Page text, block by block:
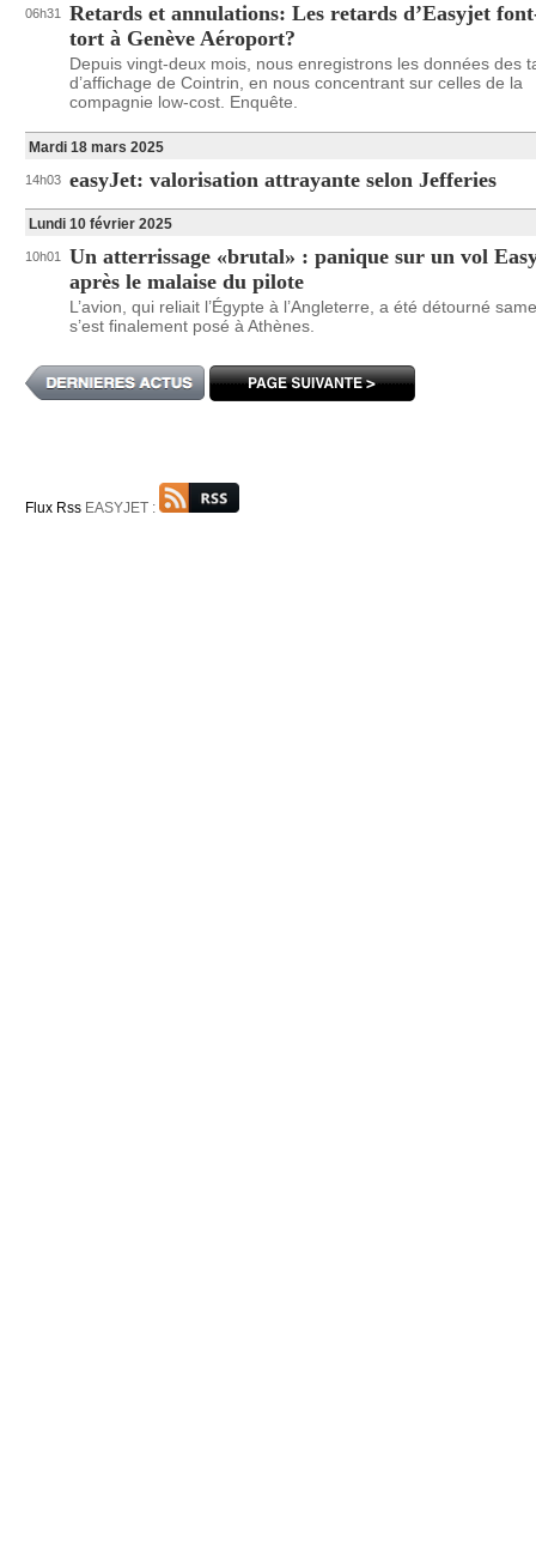
06h31
Retards et annulations: Les retards d’Easyjet
tort à Genève Aéroport?
Depuis vingt-deux mois, nous enregistrons les données des
d’affichage de Cointrin, en nous concentrant sur celles de la
compagnie low-cost. Enquête.
Mardi 18 mars 2025
14h03 easyJet: valorisation attrayante selon Jefferies
Lundi 10 février 2025
10h01
Un atterrissage «brutal» : panique sur un vol
après le malaise du pilote
L’avion, qui reliait l’Égypte à l’Angleterre, a été détourné
s’est finalement posé à Athènes.
Flux Rss EASYJET :